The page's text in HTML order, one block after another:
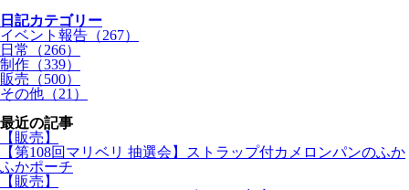
日記カテゴリー
イベント報告（267）
日常（266）
制作（339）
販売（500）
その他（21）
最近の記事
【販売】
【第108回マリベリ 抽選会】ストラップ付カメロンパンのふか
ふかポーチ
【販売】